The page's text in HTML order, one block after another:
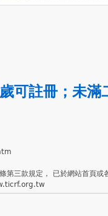
可註冊 ； 未滿
第三款規定， 已於網站首頁